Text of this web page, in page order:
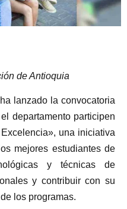
de Antioquia
lanzado la convocatoria
departamento participen
una iniciativa
mejores estudiantes de
y técnicas de
y contribuir con su
los programas.